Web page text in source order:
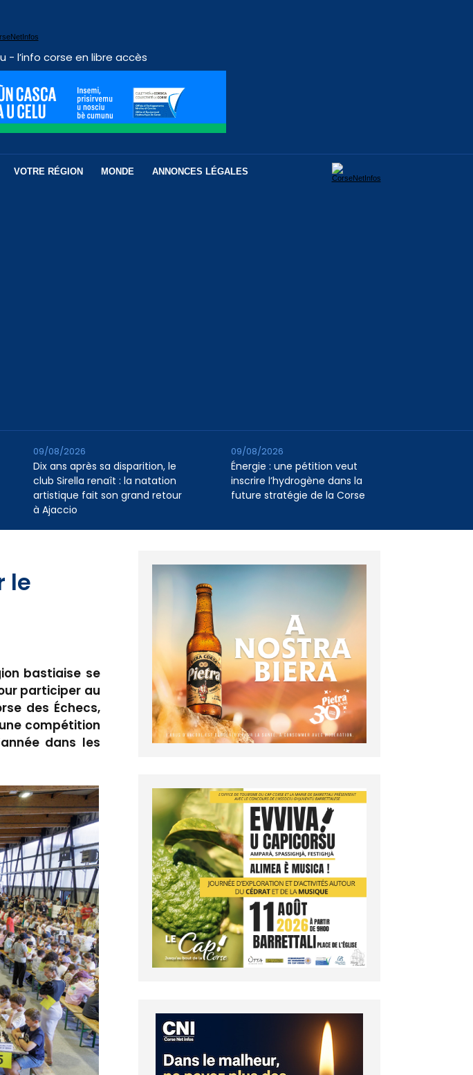
- l’info corse en libre accès
VOTRE RÉGION MONDE ANNONCES LÉGALES
Dix ans après sa disparition, le
club Sirella renaît : la natation
artistique fait son grand retour
à Ajaccio
09/08/2026
Énergie : une pétition veut
inscrire l’hydrogène dans la
future stratégie de la Corse
09/08/2026
le
bastiaise se
participer au
des Échecs,
compétition
dans les